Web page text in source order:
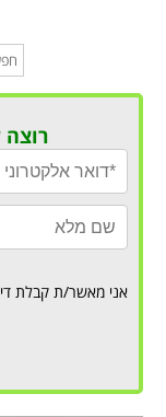
רוצה
אני מאשר/ת קבלת